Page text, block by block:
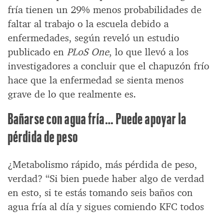
fría tienen un 29% menos probabilidades de
faltar al trabajo o la escuela debido a
enfermedades, según reveló un estudio
publicado en PLoS One, lo que llevó a los
investigadores a concluir que el chapuzón frío
hace que la enfermedad se sienta menos
grave de lo que realmente es.
Bañarse con agua fría… Puede apoyar la
pérdida de peso
¿Metabolismo rápido, más pérdida de peso,
verdad? “Si bien puede haber algo de verdad
en esto, si te estás tomando seis baños con
agua fría al día y sigues comiendo KFC todos